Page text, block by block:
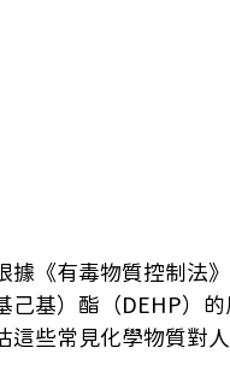
據《有毒物質控制法
基）酯（DEHP）
些常見化學物質對